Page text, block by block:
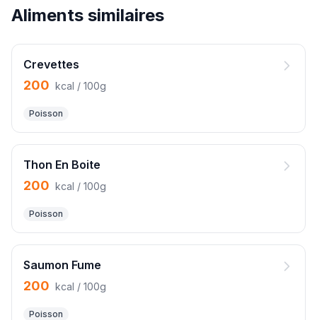
Aliments similaires
Crevettes
200 kcal / 100g
Poisson
Thon En Boite
200 kcal / 100g
Poisson
Saumon Fume
200 kcal / 100g
Poisson